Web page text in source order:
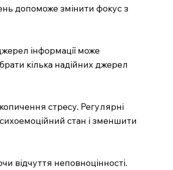
допоможе змінити фокус з
інформації може
кілька надійних джерел
стресу. Регулярні
стан і зменшити
відчуття неповноцінності.